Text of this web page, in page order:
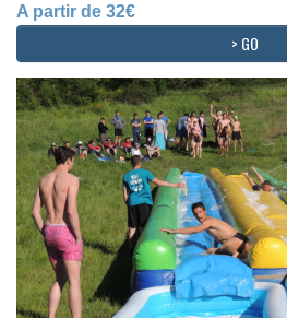
A partir de 32€
> GO